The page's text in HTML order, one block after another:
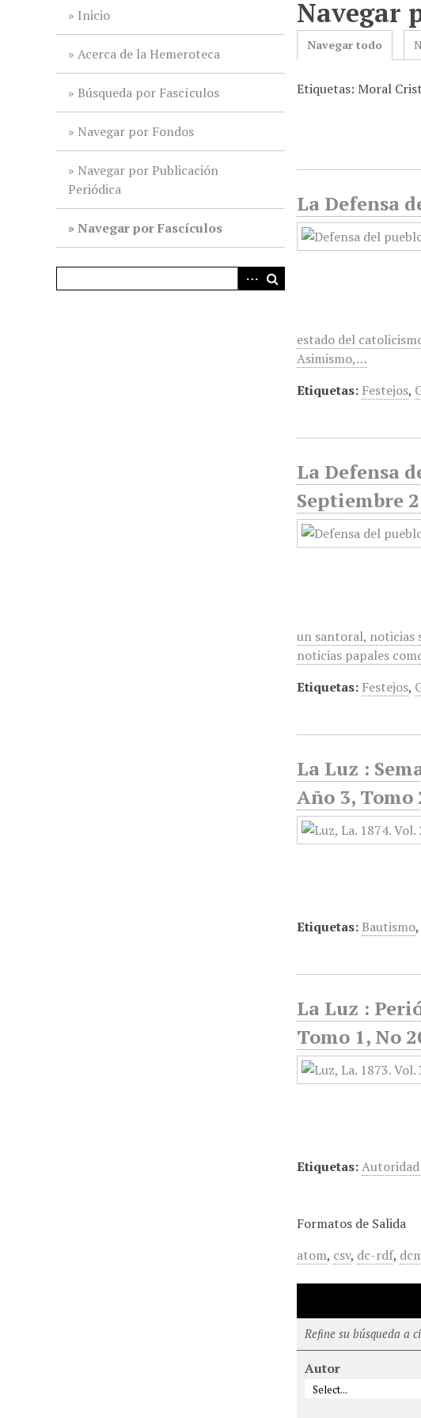
Inicio
Acerca de la Hemeroteca
Búsqueda por Fascículos
Navegar por Fondos
Navegar por Publicación
Periódica
Navegar por Fascículos
Navegar
Navegar todo
Etiquetas: Moral
La Defensa
estado del
Asimismo,…
Etiquetas: Festejos,
La Defensa
Septiembre
un santoral, noticias
noticias papales
Etiquetas: Festejos,
La Luz :
Año 3, Tomo
Etiquetas: Bautismo,
La Luz :
Tomo 1, No
Etiquetas:
Formatos de Salida
atom, csv, dc-rdf,
Refine su búsqueda a
Autor